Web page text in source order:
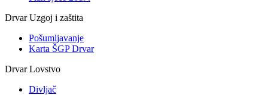
Drvar Uzgoj i zaštita
Pošumljavanje
Karta ŠGP Drvar
Drvar Lovstvo
Divljač